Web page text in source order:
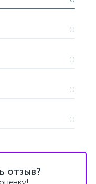
отзыв?
0
0
0
0